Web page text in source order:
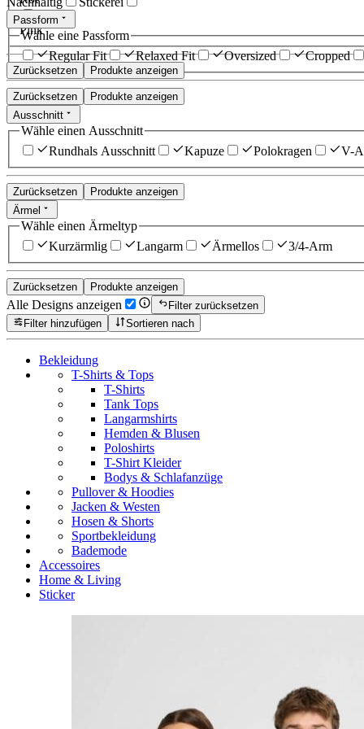
Pink
Zurücksetzen Produkte anzeigen
Passform
Wähle eine Passform
Regular Fit
Relaxed Fit Oversized Cropped
Zurücksetzen
Produkte anzeigen
Ausschnitt
Wähle einen Ausschnitt
Rundhals Ausschnitt
Kapuze Polokragen V-
Zurücksetzen
Produkte anzeigen
Ärmel
Wähle einen Ärmeltyp
Kurzärmlig
Langarm Ärmellos 3/4-Arm
Zurücksetzen Produkte anzeigen
Alle Designs anzeigen
Filter zurücksetzen
Filter hinzufügen
Sortieren nach
Bekleidung
T-Shirts & Tops
T-Shirts
Tank Tops
Langarmshirts
Hemden & Blusen
Poloshirts
T-Shirt Kleider
Bodys & Schlafanzüge
Pullover & Hoodies
Jacken & Westen
Hosen & Shorts
Sportbekleidung
Bademode
Accessoires
Home & Living
Sticker